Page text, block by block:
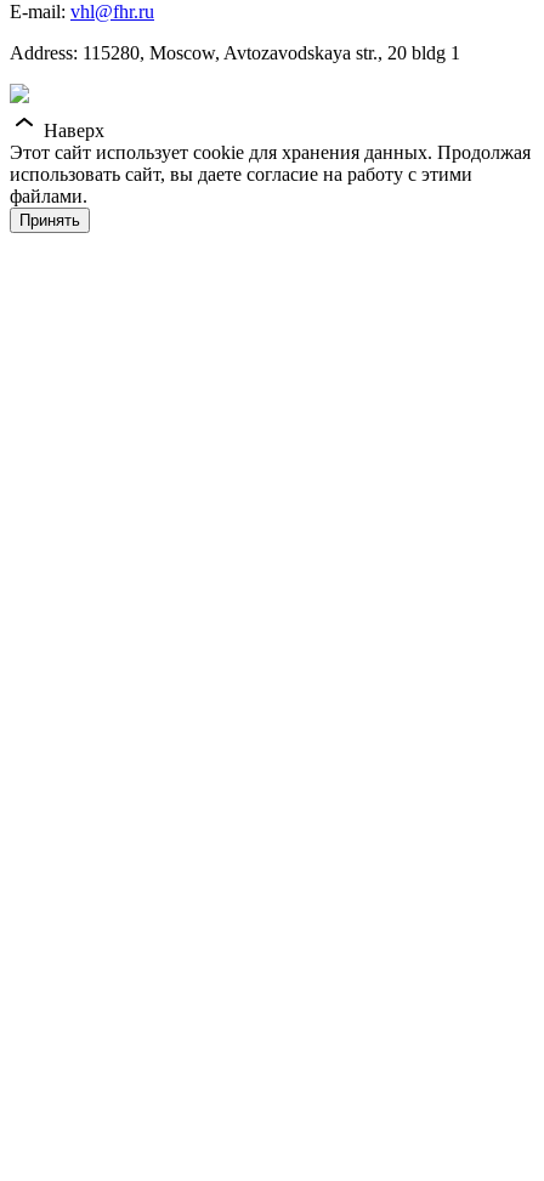
E-mail: vhl@fhr.ru
Address: 115280, Moscow, Avtozavodskaya str., 20 bldg 1
Наверх
Этот сайт использует cookie для хранения данных. Продолжая
использовать сайт, вы даете согласие на работу с этими
файлами.
Принять